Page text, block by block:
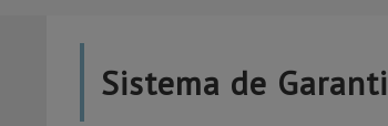
Sistema de